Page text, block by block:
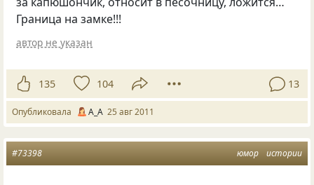
Граница на замке!!!
автор не указан
135 104 13
Опубликовала А_А 25 авг 2011
юмор истории
#73398